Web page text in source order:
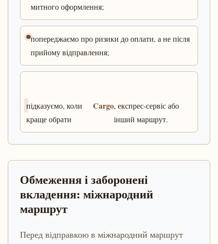
митного оформлення;
попереджаємо про ризики до оплати, а не після
прийому відправлення;
підказуємо, коли
краще обрати
Cargo, експрес-сервіс або
інший маршрут.
Обмеження і заборонені
вкладення: міжнародний
маршрут
Перед відправкою в міжнародний маршрут